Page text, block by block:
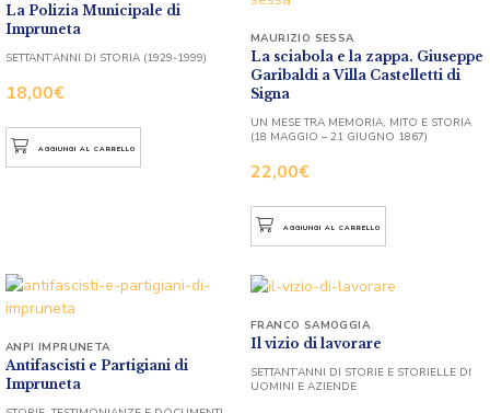
La Polizia Municipale di
Impruneta
18,00€
SETTANT’ANNI DI STORIA (1929-1999)
AGGIUNGI AL CARRELLO
La sciabola e la zappa. Giuseppe
Garibaldi a Villa Castelletti di
Signa
22,00€
MAURIZIO SESSA
UN MESE TRA MEMORIA, MITO E STORIA
(18 MAGGIO – 21 GIUGNO 1867)
AGGIUNGI AL CARRELLO
Antifascisti e Partigiani di
Impruneta
ANPI IMPRUNETA Il vizio di lavorare
FRANCO SAMOGGIA
SETTANT’ANNI DI STORIE E STORIELLE DI
UOMINI E AZIENDE